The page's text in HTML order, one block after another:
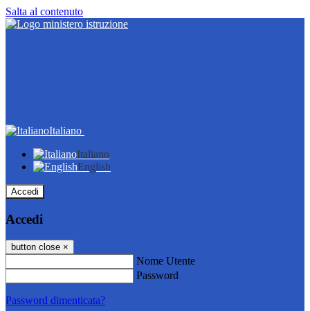
Salta al contenuto
Italiano
Italiano
English
Accedi
Accedi
button close ×
Nome Utente
Password
Password dimenticata?